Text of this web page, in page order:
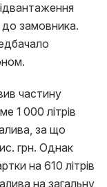
замовника.
частину
1 000 літрів
за що
грн. Однак
на 610 літрів
на загальну